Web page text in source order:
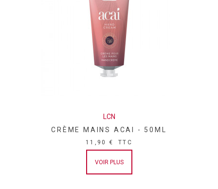
LCN
CRÈME MAINS ACAI - 50ML
11,90 € TTC
VOIR PLUS